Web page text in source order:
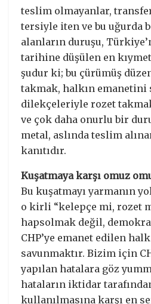
teslim olmayanlar,
tersiyle iten ve bu uğurda
alanların duruşu,
tarihine düşülen en
şudur ki; bu çürümüş
takmak, halkın emanetini
dilekçeleriyle rozet
ve çok daha onurlu bir
metal, aslında teslim
kanıtıdır.
Kuşatmaya karşı omuz
​Bu kuşatmayı yarmanın
o kirli “kelepçe mi, rozet
hapsolmak değil,
CHP’ye emanet edilen
savunmaktır. Bizim için
yapılan hatalara göz
hataların iktidar
kullanılmasına karşı en